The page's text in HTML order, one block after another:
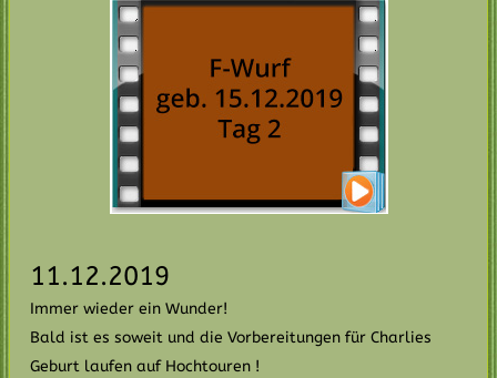
11.12.2019
Immer wieder ein Wunder!
Bald ist es soweit und die Vorbereitungen für Charlies
Geburt laufen auf Hochtouren !